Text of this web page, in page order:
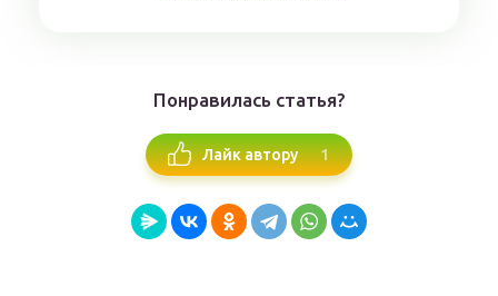
Понравилась статья?
Лайк автору 1